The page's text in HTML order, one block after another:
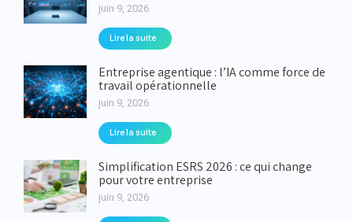
juin 9, 2026
Lire la suite
Entreprise agentique : l’IA comme force de
travail opérationnelle
juin 9, 2026
Lire la suite
Simplification ESRS 2026 : ce qui change
pour votre entreprise
juin 9, 2026